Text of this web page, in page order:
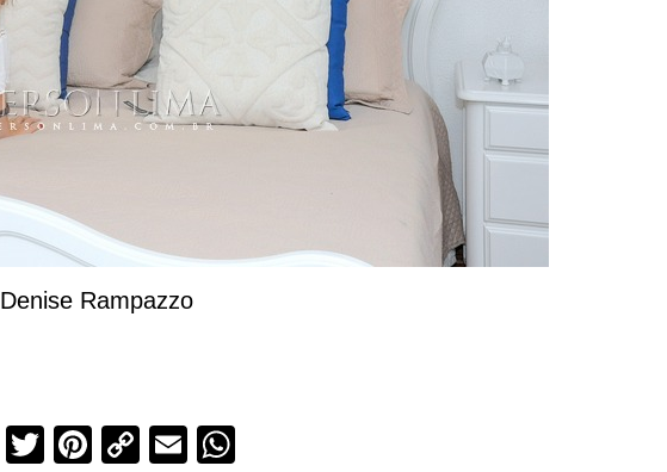
Denise Rampazzo
Facebook
Twitter
Pinterest
CopyEmail
CINTIA SZUCHMAN LARA